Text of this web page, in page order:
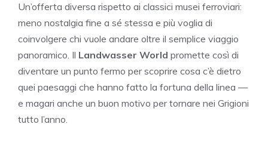
Un’offerta diversa rispetto ai classici musei ferroviari:
meno nostalgia fine a sé stessa e più voglia di
coinvolgere chi vuole andare oltre il semplice viaggio
panoramico. Il Landwasser World promette così di
diventare un punto fermo per scoprire cosa c’è dietro
quei paesaggi che hanno fatto la fortuna della linea —
e magari anche un buon motivo per tornare nei Grigioni
tutto l’anno.